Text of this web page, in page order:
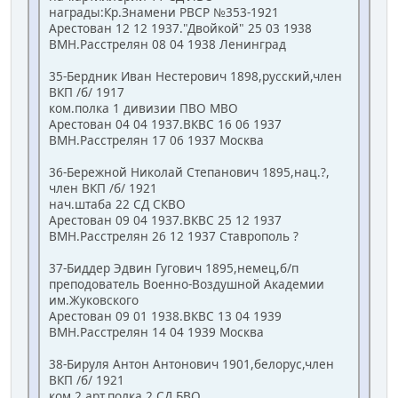
награды:Кр.Знамени РВСР №353-1921
Арестован 12 12 1937."Двойкой" 25 03 1938
ВМН.Расстрелян 08 04 1938 Ленинград
35-Бердник Иван Нестерович 1898,русский,член
ВКП /б/ 1917
ком.полка 1 дивизии ПВО МВО
Арестован 04 04 1937.ВКВС 16 06 1937
ВМН.Расстрелян 17 06 1937 Москва
36-Бережной Николай Степанович 1895,нац.?,
член ВКП /б/ 1921
нач.штаба 22 СД СКВО
Арестован 09 04 1937.ВКВС 25 12 1937
ВМН.Расстрелян 26 12 1937 Ставрополь ?
37-Биддер Эдвин Гугович 1895,немец,б/п
преподователь Военно-Воздушной Академии
им.Жуковского
Арестован 09 01 1938.ВКВС 13 04 1939
ВМН.Расстрелян 14 04 1939 Москва
38-Бируля Антон Антонович 1901,белорус,член
ВКП /б/ 1921